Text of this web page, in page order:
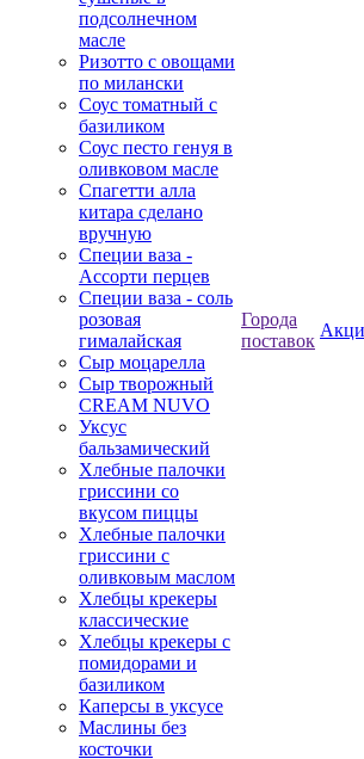
подсолнечном
масле
Ризотто с овощами
по милански
Соус томатный с
базиликом
Соус песто генуя в
оливковом масле
Спагетти алла
китара сделано
вручную
Специи ваза -
Ассорти перцев
Специи ваза - соль
розовая
гималайская
Сыр моцарелла
Сыр творожный
CREАM NUVO
Уксус
бальзамический
Хлебные палочки
гриссини со
вкусом пиццы
Хлебные палочки
гриссини с
оливковым маслом
Хлебцы крекеры
классические
Хлебцы крекеры с
помидорами и
базиликом
Каперсы в уксусе
Маслины без
косточки
Города
поставок